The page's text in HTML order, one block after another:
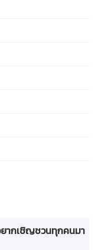
ากเชิญชวนทุกคนมา